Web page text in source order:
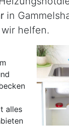
in
helfen.
alles